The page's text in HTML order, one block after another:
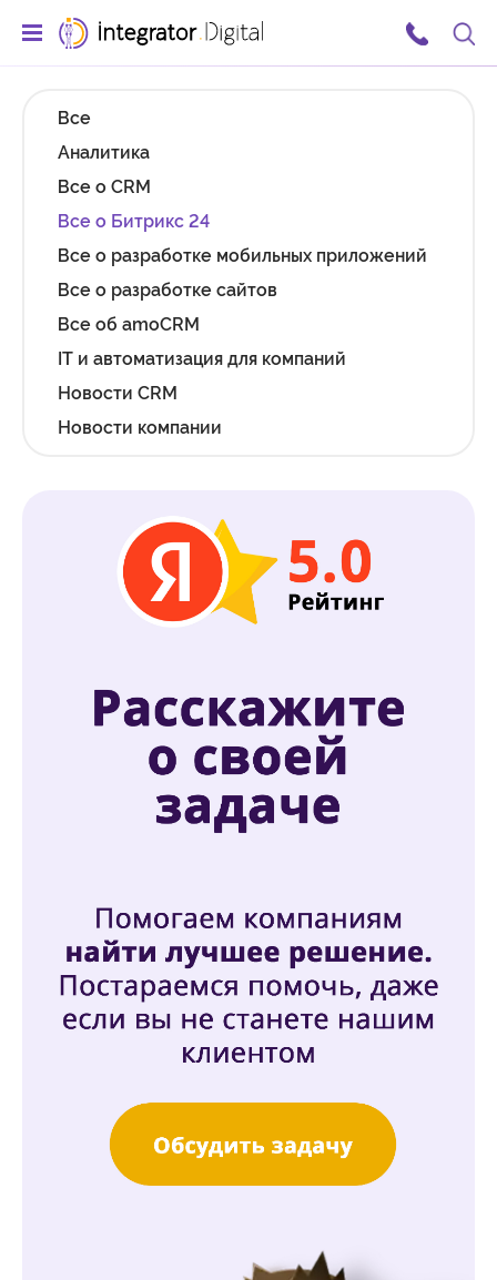
Ссылка на главную страницу
Все
Аналитика
Все о CRM
Все о Битрикс 24
Все о разработке мобильных приложений
Все о разработке сайтов
Все об amoCRM
IT и автоматизация для компаний
Новости CRM
Новости компании